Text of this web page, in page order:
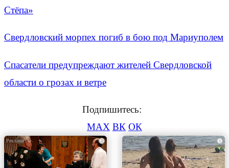
Стёпа»
Свердловский морпех погиб в бою под Мариуполем
Спасатели предупреждают жителей Свердловской
области о грозах и ветре
Подпишитесь:
MAX ВК ОК
i i